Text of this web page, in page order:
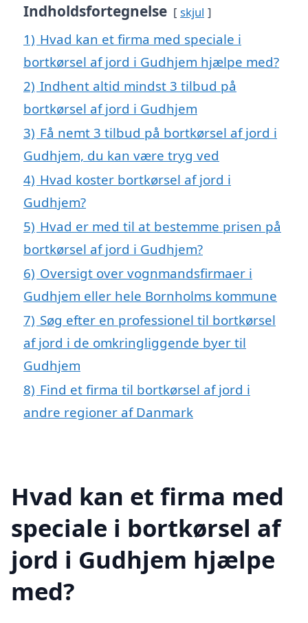
Indholdsfortegnelse skjul
1) Hvad kan et firma med speciale i
bortkørsel af jord i Gudhjem hjælpe med?
2) Indhent altid mindst 3 tilbud på
bortkørsel af jord i Gudhjem
3) Få nemt 3 tilbud på bortkørsel af jord i
Gudhjem, du kan være tryg ved
4) Hvad koster bortkørsel af jord i
Gudhjem?
5) Hvad er med til at bestemme prisen på
bortkørsel af jord i Gudhjem?
6) Oversigt over vognmandsfirmaer i
Gudhjem eller hele Bornholms kommune
7) Søg efter en professionel til bortkørsel
af jord i de omkringliggende byer til
Gudhjem
8) Find et firma til bortkørsel af jord i
andre regioner af Danmark
Hvad kan et firma med
speciale i bortkørsel af
jord i Gudhjem hjælpe
med?